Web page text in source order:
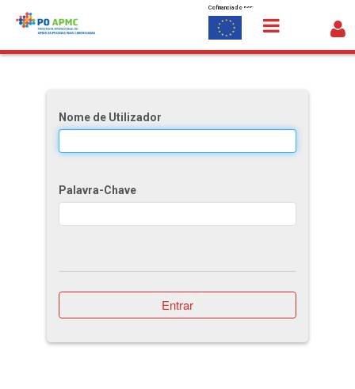
Saltar para o conteúdo
Cofinanciado por:
Nome de Utilizador
Palavra-Chave
Entrar